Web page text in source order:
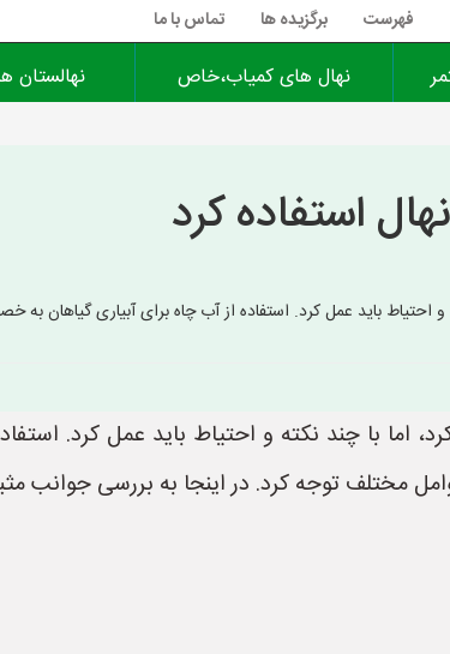
فهرست برگزیده ها تماس با ما
نهال های کمیاب،خاص نهالستان
استفاده کرد
و احتیاط باید عمل کرد. استفاده از آب چاه برای آبیاری گیاهان
اما با چند نکته و احتیاط باید عمل کرد.
مختلف توجه کرد. در اینجا به بررسی جوانب